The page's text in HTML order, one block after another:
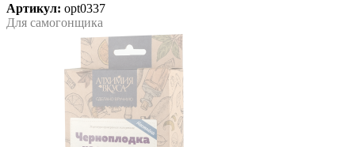
Артикул: opt0337
Для самогонщика